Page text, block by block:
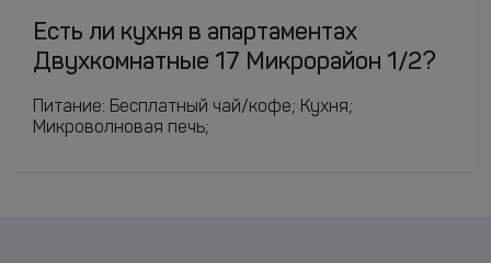
Есть ли кухня в апартаментах
Двухкомнатные 17 Микрорайон 1/2?
Питание: Бесплатный чай/кофе; Кухня;
Микроволновая печь;